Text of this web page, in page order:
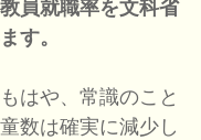
教員就職率を文科省
す。
はや、常識のこと
数は確実に減少し